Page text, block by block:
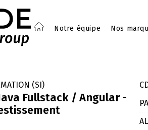
Notre équipe Nos
(SI)
Fullstack / Angular -